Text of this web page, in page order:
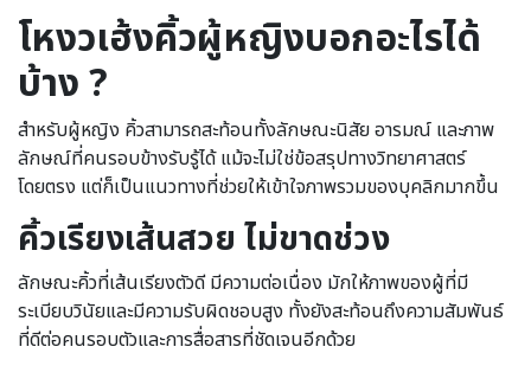
โหงวเฮ้งคิ้วผู้หญิงบอกอะไรได้
บ้าง ?
สำหรับผู้หญิง คิ้วสามารถสะท้อนทั้งลักษณะนิสัย อารมณ์ และภาพ
ลักษณ์ที่คนรอบข้างรับรู้ได้ แม้จะไม่ใช่ข้อสรุปทางวิทยาศาสตร์
โดยตรง แต่ก็เป็นแนวทางที่ช่วยให้เข้าใจภาพรวมของบุคลิกมากขึ้น
คิ้วเรียงเส้นสวย ไม่ขาดช่วง
ลักษณะคิ้วที่เส้นเรียงตัวดี มีความต่อเนื่อง มักให้ภาพของผู้ที่มี
ระเบียบวินัยและมีความรับผิดชอบสูง ทั้งยังสะท้อนถึงความสัมพันธ์
ที่ดีต่อคนรอบตัวและการสื่อสารที่ชัดเจนอีกด้วย